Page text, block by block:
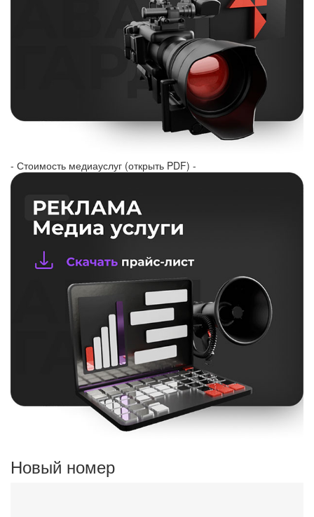
- Стоимость медиауслуг (открыть PDF) -
Новый номер